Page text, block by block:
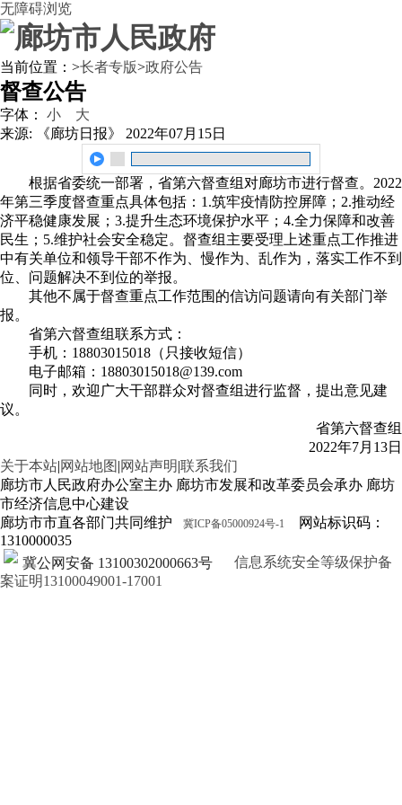
无障碍浏览
当前位置： >长者专版>政府公告
督查公告
字体： 小
大
来源: 《廊坊日报》
2022年07月15日
根据省委统一部署，省第六督查组对廊坊市进行督查。2022
年第三季度督查重点具体包括：1.筑牢疫情防控屏障；2.推动经
济平稳健康发展；3.提升生态环境保护水平；4.全力保障和改善
民生；5.维护社会安全稳定。督查组主要受理上述重点工作推进
中有关单位和领导干部不作为、慢作为、乱作为，落实工作不到
位、问题解决不到位的举报。
其他不属于督查重点工作范围的信访问题请向有关部门举
报。
省第六督查组联系方式：
手机：18803015018（只接收短信）
电子邮箱：18803015018@139.com
同时，欢迎广大干部群众对督查组进行监督，提出意见建
议。
省第六督查组
2022年7月13日
关于本站|网站地图 |网站声明|联系我们
廊坊市人民政府办公室主办 廊坊市发展和改革委员会承办 廊坊
市经济信息中心建设
廊坊市市直各部门共同维护
冀ICP备05000924号-1
网站标识码：
1310000035
冀公网安备 13100302000663号
信息系统安全等级保护备
案证明13100049001-17001